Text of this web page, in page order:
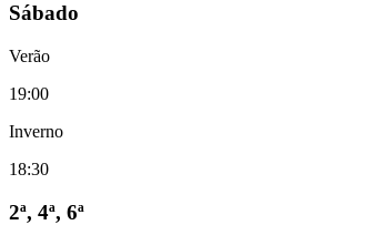
Sábado
Verão
19:00
Inverno
18:30
2ª, 4ª, 6ª